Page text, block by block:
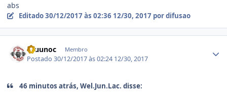
abs
Editado30/12/2017 às 02:36 12/30, 2017 por difusao
Bruunoc Membro
Postado30/12/2017 às 02:24 12/30, 2017
46 minutos atrás, Wel.Jun.Lac. disse: